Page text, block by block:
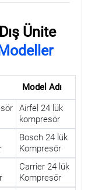
Ünite
Model Adı
Airfel 24 lük
kompresör
Bosch 24 lük
Kompresör
Carrier 24 lük
Kompresör